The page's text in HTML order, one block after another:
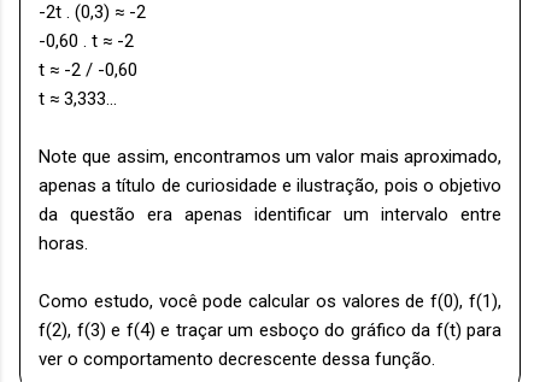
-2t . (0,3) ≈ -2
-0,60 . t ≈ -2
t ≈ -2 / -0,60
t ≈ 3,333...
Note que assim, encontramos um valor mais aproximado,
apenas a título de curiosidade e ilustração, pois o objetivo
da questão era apenas identificar um intervalo entre
horas.
Como estudo, você pode calcular os valores de f(0), f(1),
f(2), f(3) e f(4) e traçar um esboço do gráfico da f(t) para
ver o comportamento decrescente dessa função.